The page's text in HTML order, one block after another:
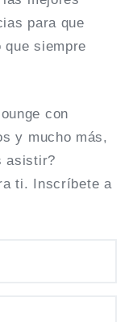
para que
que siempre
con
y mucho más,
asistir?
ti. Inscríbete a